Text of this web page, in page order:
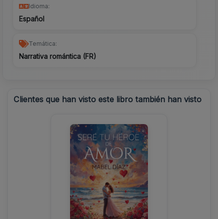
Idioma:
Español
Temática:
Narrativa romántica (FR)
Clientes que han visto este libro también han visto